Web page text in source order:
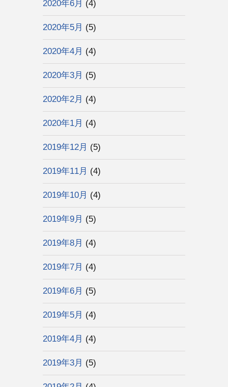
2020年6月 (4)
2020年5月 (5)
2020年4月 (4)
2020年3月 (5)
2020年2月 (4)
2020年1月 (4)
2019年12月 (5)
2019年11月 (4)
2019年10月 (4)
2019年9月 (5)
2019年8月 (4)
2019年7月 (4)
2019年6月 (5)
2019年5月 (4)
2019年4月 (4)
2019年3月 (5)